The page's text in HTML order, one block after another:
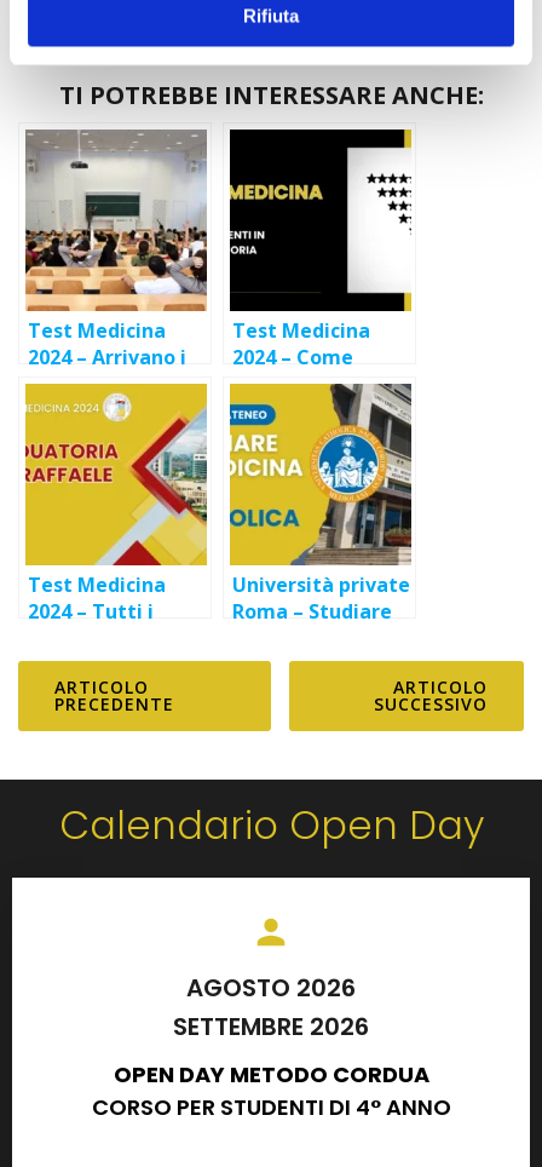
Rifiuta
TI POTREBBE INTERESSARE ANCHE:
Test Medicina
2024 – Arrivano i
primi bandi delle
università private
Test Medicina
2024 – Come
funzionano gli
Scorrimenti in
Graduatoria?
Test Medicina
2024 – Tutti i
San Raffaele
Università private
Roma – Studiare
Cattolica
ARTICOLO
PRECEDENTE
ARTICOLO
SUCCESSIVO
Calendario Open Day
AGOSTO 2026
SETTEMBRE 2026
OPEN DAY METODO CORDUA
CORSO PER STUDENTI DI 4° ANNO